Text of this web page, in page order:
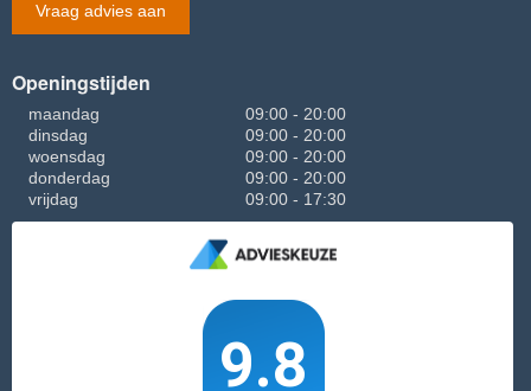
Vraag advies aan
Openingstijden
maandag
09:00 - 20:00
dinsdag
09:00 - 20:00
woensdag
09:00 - 20:00
donderdag
09:00 - 20:00
vrijdag
09:00 - 17:30